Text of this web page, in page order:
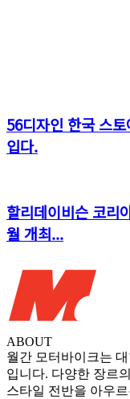
56디자인 한국 스
입다.
할리데이비슨 코리
월 개최...
ABOUT
월간 모터바이크는
입니다. 다양한 장르
스타일 전반을 아우